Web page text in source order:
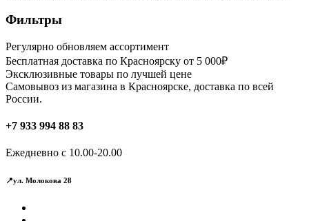
Фильтры
Регулярно обновляем ассортимент
Бесплатная доставка по Красноярску от 5 000₽
Эксклюзивные товары по лучшей цене
Самовывоз из магазина в Красноярске, доставка по всей
России.
+7 933 994 88 83
Ежедневно с 10.00-20.00
📍ул. Молокова 28